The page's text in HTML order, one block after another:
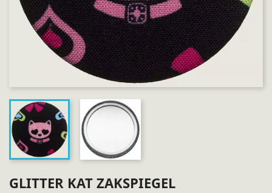
GLITTER KAT ZAKSPIEGEL